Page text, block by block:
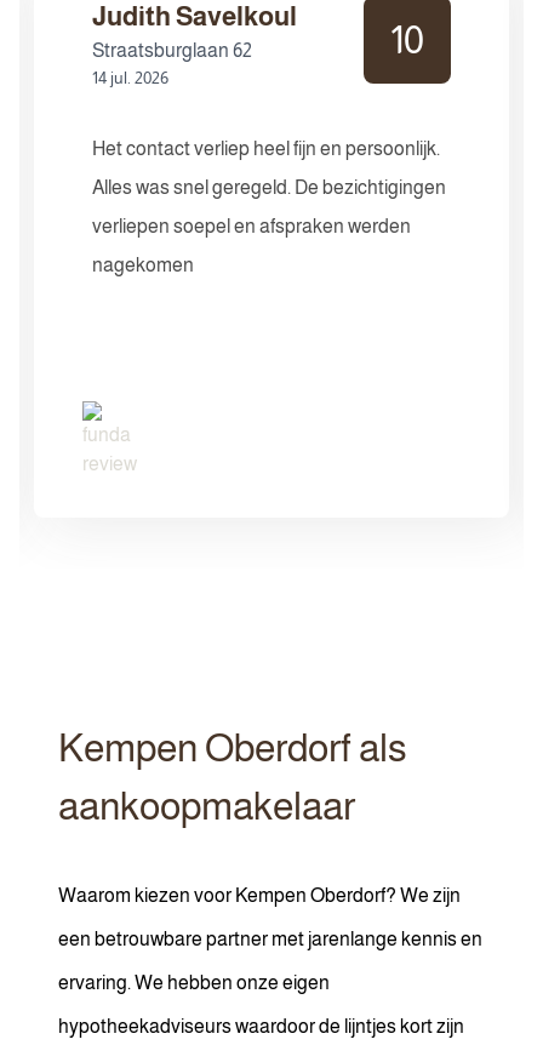
Judith Savelkoul
Straatsburglaan 62
14 jul. 2026
10
Het contact verliep heel fijn en persoonlijk.
Alles was snel geregeld. De bezichtigingen
verliepen soepel en afspraken werden
nagekomen
Kempen Oberdorf als
aankoopmakelaar
Waarom kiezen voor Kempen Oberdorf? We zijn
een betrouwbare partner met jarenlange kennis en
ervaring. We hebben onze eigen
hypotheekadviseurs waardoor de lijntjes kort zijn